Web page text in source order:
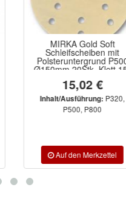
MIRKA Gold Soft
Schleifscheiben mit
Polsteruntergrund P500
Ø150mm 20Stk. Klett 15-
Loch
15,02 €
Inhalt/Ausführung:P320,
P500, P800